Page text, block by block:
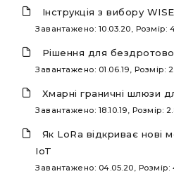
Інструкція з вибору
Завантажено: 10.03.20, Розмір:
Рішення для
Завантажено: 01.06.19, Розмір:
Хмарні граничні шлюзи
Завантажено: 18.10.19, Розмір:
Як LoRa відкриває нові
IoT
Завантажено: 04.05.20, Розмір: